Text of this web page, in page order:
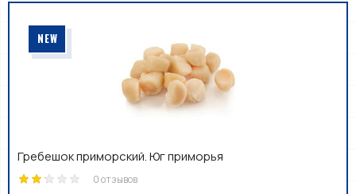
NEW
Гребешок приморский. Юг приморья
0 отзывов